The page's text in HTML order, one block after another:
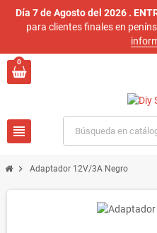
Día 7 de Agosto del 2026 .
para clientes finales en
0
view_headline
chevron_right Adaptador 12V/3A Negro